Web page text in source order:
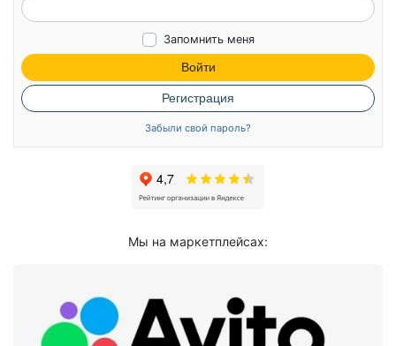
Запомнить меня
Войти
Регистрация
Забыли свой пароль?
Мы на маркетплейсах: